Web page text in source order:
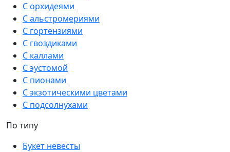
С орхидеями
С альстромериями
С гортензиями
С гвоздиками
С каллами
С эустомой
С пионами
С экзотическими цветами
С подсолнухами
По типу
Букет невесты